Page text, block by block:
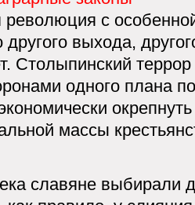
революция с
выхода,
Столыпинский
одного плана
массы
славяне выбирали